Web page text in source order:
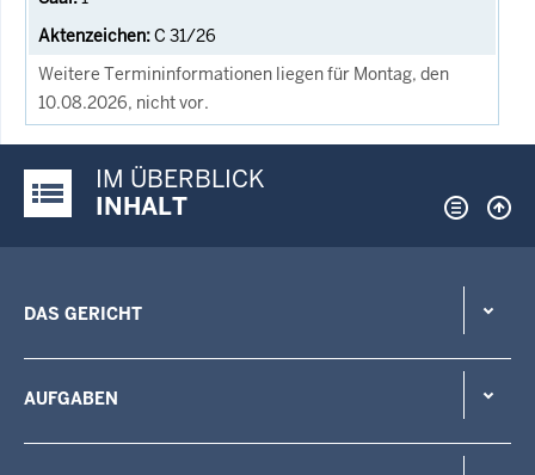
C 31/26
Weitere Termininformationen liegen für Montag, den
10.08.2026, nicht vor.
Justiz-Portal im Überblick:
IM ÜBERBLICK
INHALT
DAS GERICHT
AUFGABEN